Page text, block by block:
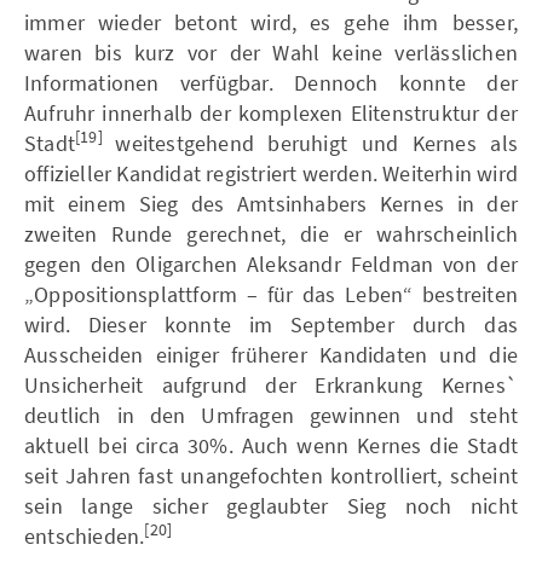
immer wieder betont wird, es gehe ihm besser,
waren bis kurz vor der Wahl keine verlässlichen
Informationen verfügbar. Dennoch konnte der
Aufruhr innerhalb der komplexen Elitenstruktur der
Stadt[19]weitestgehend beruhigt und Kernes als
offizieller Kandidat registriert werden. Weiterhin wird
mit einem Sieg des Amtsinhabers Kernes in der
zweiten Runde gerechnet, die er wahrscheinlich
gegen den Oligarchen Aleksandr Feldman von der
„Oppositionsplattform – für das Leben“ bestreiten
wird. Dieser konnte im September durch das
Ausscheiden einiger früherer Kandidaten und die
Unsicherheit aufgrund der Erkrankung Kernes`
deutlich in den Umfragen gewinnen und steht
aktuell bei circa 30%. Auch wenn Kernes die Stadt
seit Jahren fast unangefochten kontrolliert, scheint
sein lange sicher geglaubter Sieg noch nicht
entschieden.[20]